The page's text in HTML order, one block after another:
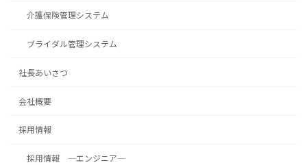
介護保険管理システム
ブライダル管理システム
社長あいさつ
会社概要
採用情報
採用情報 ―エンジニア―